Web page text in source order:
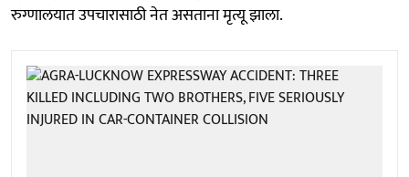
रुग्णालयात उपचारासाठी नेत असताना मृत्यू झाला.